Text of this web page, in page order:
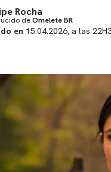
Rocha
deOmelete BR
en 15.04.2026, a las